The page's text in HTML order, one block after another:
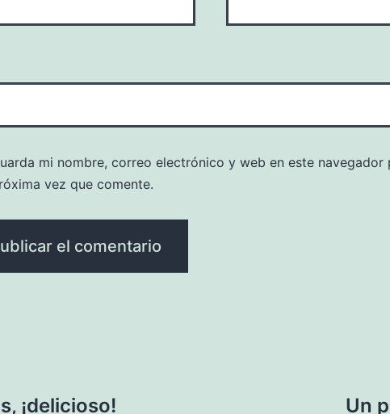
mi nombre, correo electrónico y web en este navegador
vez que comente.
¡delicioso! Un